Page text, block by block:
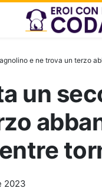
e ne trova un terzo
un
2023